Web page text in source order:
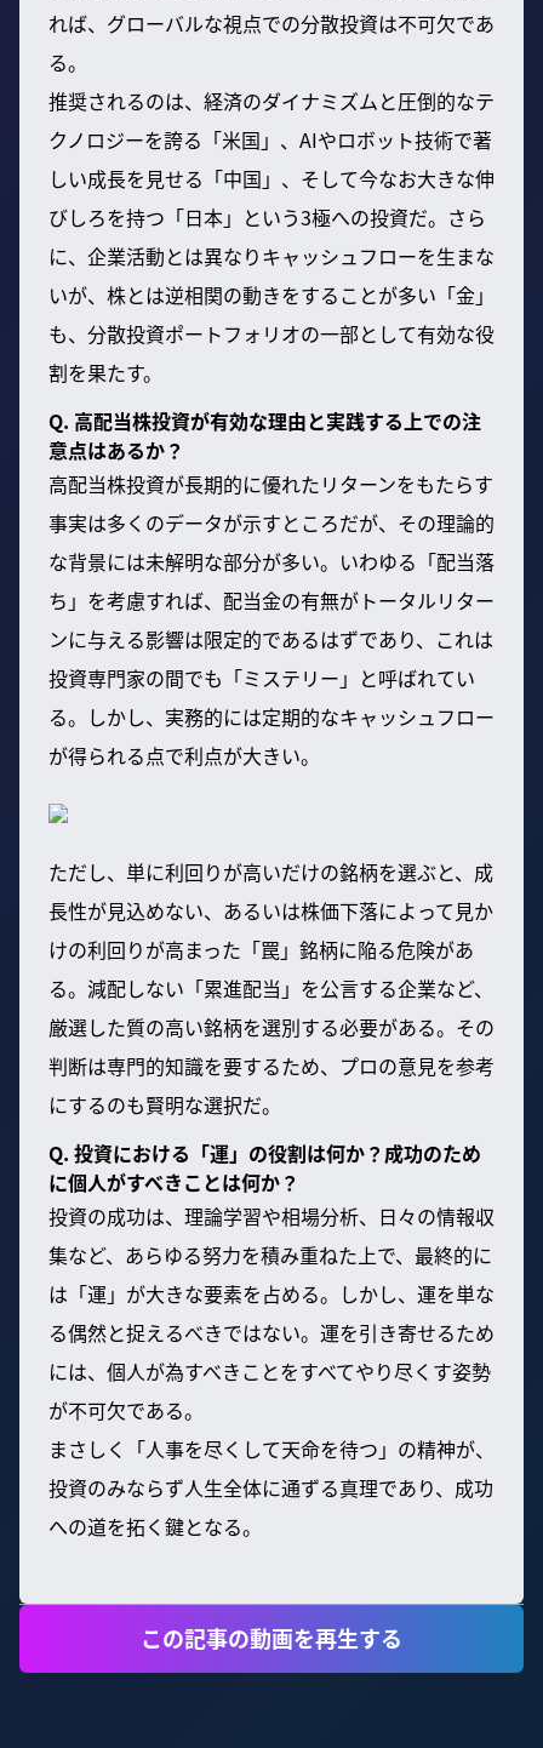
れば、グローバルな視点での分散投資は不可欠であ
る。
推奨されるのは、経済のダイナミズムと圧倒的なテ
クノロジーを誇る「米国」、AIやロボット技術で著
しい成長を見せる「中国」、そして今なお大きな伸
びしろを持つ「日本」という3極への投資だ。さら
に、企業活動とは異なりキャッシュフローを生まな
いが、株とは逆相関の動きをすることが多い「金」
も、分散投資ポートフォリオの一部として有効な役
割を果たす。
Q. 高配当株投資が有効な理由と実践する上での注
意点はあるか？
高配当株投資が長期的に優れたリターンをもたらす
事実は多くのデータが示すところだが、その理論的
な背景には未解明な部分が多い。いわゆる「配当落
ち」を考慮すれば、配当金の有無がトータルリター
ンに与える影響は限定的であるはずであり、これは
投資専門家の間でも「ミステリー」と呼ばれてい
る。しかし、実務的には定期的なキャッシュフロー
が得られる点で利点が大きい。
ただし、単に利回りが高いだけの銘柄を選ぶと、成
長性が見込めない、あるいは株価下落によって見か
けの利回りが高まった「罠」銘柄に陥る危険があ
る。減配しない「累進配当」を公言する企業など、
厳選した質の高い銘柄を選別する必要がある。その
判断は専門的知識を要するため、プロの意見を参考
にするのも賢明な選択だ。
Q. 投資における「運」の役割は何か？成功のため
に個人がすべきことは何か？
投資の成功は、理論学習や相場分析、日々の情報収
集など、あらゆる努力を積み重ねた上で、最終的に
は「運」が大きな要素を占める。しかし、運を単な
る偶然と捉えるべきではない。運を引き寄せるため
には、個人が為すべきことをすべてやり尽くす姿勢
が不可欠である。
まさしく「人事を尽くして天命を待つ」の精神が、
投資のみならず人生全体に通ずる真理であり、成功
への道を拓く鍵となる。
この記事の動画を再生する